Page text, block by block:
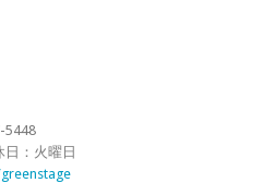
5448
日：火曜日